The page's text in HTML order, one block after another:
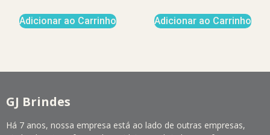
Adicionar ao Carrinho Adicionar ao Carrinho
GJ Brindes
Há 7 anos, nossa empresa está ao lado de outras empresas,